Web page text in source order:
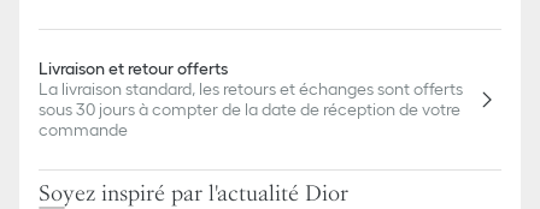
Livraison et retour offerts
La livraison standard, les retours et échanges sont offerts
sous 30 jours à compter de la date de réception de votre
commande
Soyez inspiré par l'actualité Dior